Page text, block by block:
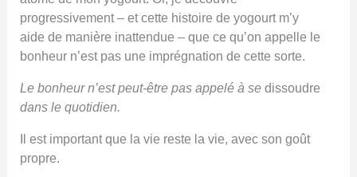
progressivement – et cette histoire de yogourt m’y
aide de manière inattendue – que ce qu’on appelle le
bonheur n’est pas une imprégnation de cette sorte.
Le bonheur n’est peut-être pas appelé à sedissoudre
dans le quotidien.
Il est important que la vie reste la vie, avec son goût
propre.